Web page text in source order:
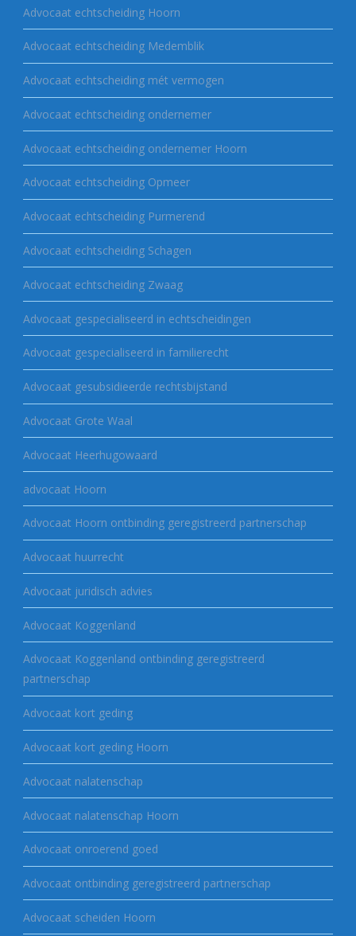
Advocaat echtscheiding Hoorn
Advocaat echtscheiding Medemblik
Advocaat echtscheiding mét vermogen
Advocaat echtscheiding ondernemer
Advocaat echtscheiding ondernemer Hoorn
Advocaat echtscheiding Opmeer
Advocaat echtscheiding Purmerend
Advocaat echtscheiding Schagen
Advocaat echtscheiding Zwaag
Advocaat gespecialiseerd in echtscheidingen
Advocaat gespecialiseerd in familierecht
Advocaat gesubsidieerde rechtsbijstand
Advocaat Grote Waal
Advocaat Heerhugowaard
advocaat Hoorn
Advocaat Hoorn ontbinding geregistreerd partnerschap
Advocaat huurrecht
Advocaat juridisch advies
Advocaat Koggenland
Advocaat Koggenland ontbinding geregistreerd
partnerschap
Advocaat kort geding
Advocaat kort geding Hoorn
Advocaat nalatenschap
Advocaat nalatenschap Hoorn
Advocaat onroerend goed
Advocaat ontbinding geregistreerd partnerschap
Advocaat scheiden Hoorn